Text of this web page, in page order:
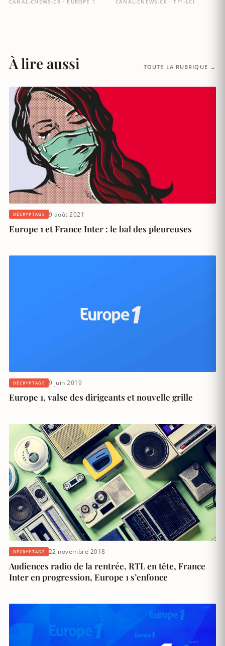
CANAL-CNEWS-C8 · EUROPE 1 CANAL-CNEWS-C8 · TF1-LCI
À lire aussi TOUTE LA RUBRIQUE →
DÉCRYPTAGE 9 août 2021
Europe 1 et France Inter : le bal des pleureuses
DÉCRYPTAGE 9 juin 2019
Europe 1, valse des dirigeants et nouvelle grille
DÉCRYPTAGE 22 novembre 2018
Audiences radio de la rentrée, RTL en tête, France
Inter en progression, Europe 1 s’enfonce